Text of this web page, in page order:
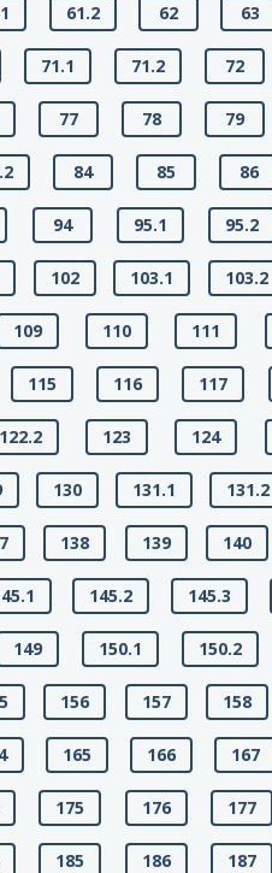
61.2 62 63
71.1 71.2 72
77 78 79
84 85 86
94 95.1 95.2
102 103.1 103.2
109 110 111
115 116 117
122.2 123 124
130 131.1 131.2
138 139 140
145.2 145.3
149 150.1 150.2
156 157 158
165 166 167
175 176 177
185 186 187